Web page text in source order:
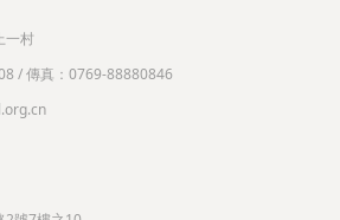
一村
/ 傳真：0769-88880846